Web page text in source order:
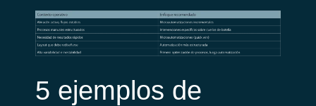
5 ejemplos de